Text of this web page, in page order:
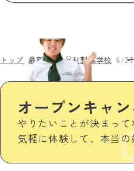
トップ 最新情報 足利製菓学校 6/27
オープンキャ
やりたいことが決まって
気軽に体験して、本当の